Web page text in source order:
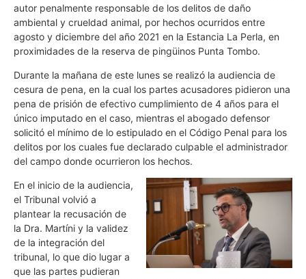
autor penalmente responsable de los delitos de daño
ambiental y crueldad animal, por hechos ocurridos entre
agosto y diciembre del año 2021 en la Estancia La Perla, en
proximidades de la reserva de pingüinos Punta Tombo.
Durante la mañana de este lunes se realizó la audiencia de
cesura de pena, en la cual los partes acusadores pidieron una
pena de prisión de efectivo cumplimiento de 4 años para el
único imputado en el caso, mientras el abogado defensor
solicitó el mínimo de lo estipulado en el Código Penal para los
delitos por los cuales fue declarado culpable el administrador
del campo donde ocurrieron los hechos.
En el inicio de la audiencia,
el Tribunal volvió a
plantear la recusación de
la Dra. Martíni y la validez
de la integración del
tribunal, lo que dio lugar a
que las partes pudieran